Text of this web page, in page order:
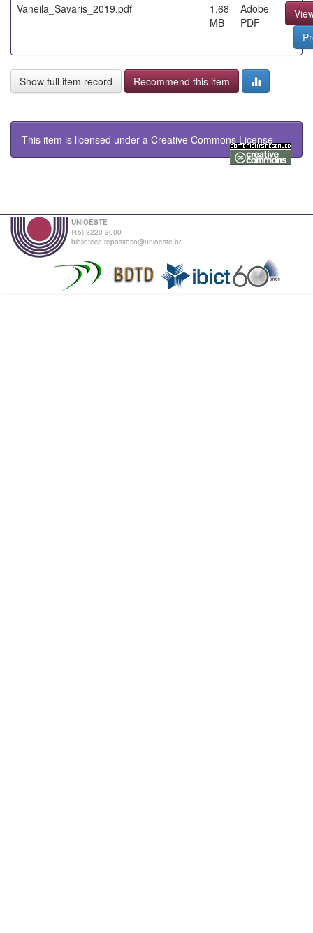
Vaneila_Savaris_2019.pdf
1.68
MB
Adobe
PDF
Show full item record Recommend this item
This item is licensed under a Creative Commons License
UNIOESTE
(45) 3220-3000
biblioteca.repositorio@unioeste.br